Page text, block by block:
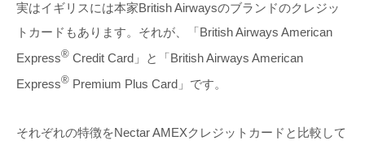
実はイギリスには本家British Airwaysのブランドのクレジッ
トカードもあります。それが、「British Airways American
Express® Credit Card」と「British Airways American
Express® Premium Plus Card」です。
それぞれの特徴をNectar AMEXクレジットカードと比較して